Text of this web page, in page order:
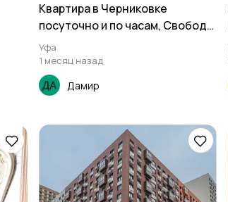
Квартира в Черниковке
посуточно и по часам, Свободы
24
Уфа
1 месяц назад
Дамир